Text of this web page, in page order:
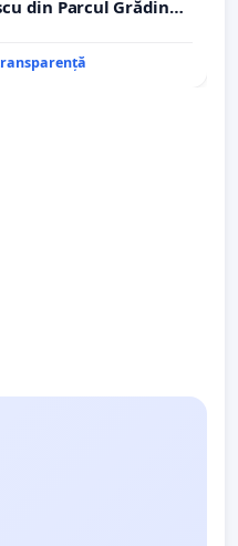
din Parcul Grădina
culturale!